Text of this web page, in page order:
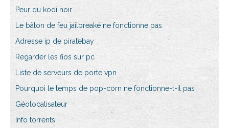
Peur du kodi noir
Le bâton de feu jailbreaké ne fonctionne pas
Adresse ip de piratebay
Regarder les fios sur pc
Liste de serveurs de porte vpn
Pourquoi le temps de pop-corn ne fonctionne-t-il pas
Géolocalisateur
Info torrents